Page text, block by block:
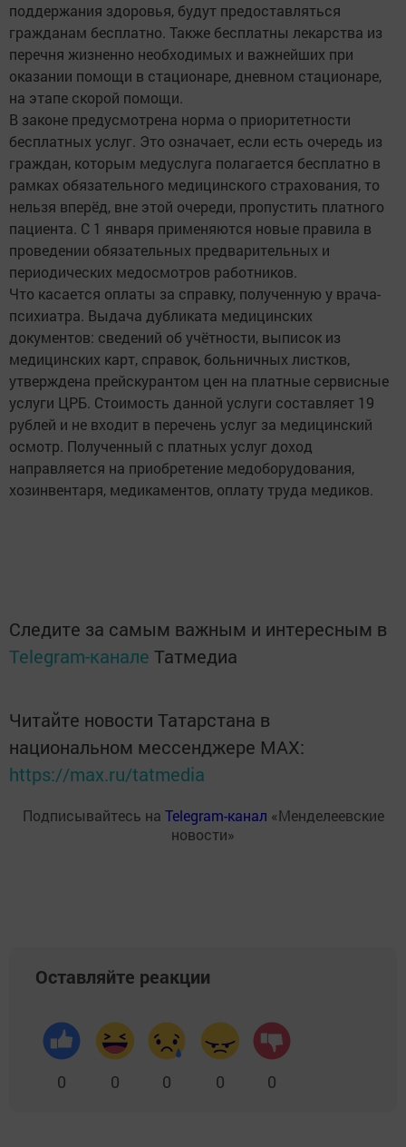
поддержания здоровья, будут предоставляться
гражданам бесплатно. Также бесплатны лекарства из
перечня жизненно необходимых и важнейших при
оказании помощи в стационаре, дневном стационаре,
на этапе скорой помощи.
В законе предусмотрена норма о приоритетности
бесплатных услуг. Это означает, если есть очередь из
граждан, которым медуслуга полагается бесплатно в
рамках обязательного медицинского страхования, то
нельзя вперёд, вне этой очереди, пропустить платного
пациента. С 1 января применяются новые правила в
проведении обязательных предварительных и
периодических медосмотров работников.
Что касается оплаты за справку, полученную у врача-
психиатра. Выдача дубликата медицинских
документов: сведений об учётности, выписок из
медицинских карт, справок, больничных листков,
утверждена прейскурантом цен на платные сервисные
услуги ЦРБ. Стоимость данной услуги составляет 19
рублей и не входит в перечень услуг за медицинский
осмотр. Полученный с платных услуг доход
направляется на приобретение медоборудования,
хозинвентаря, медикаментов, оплату труда медиков.
Следите за самым важным и интересным в
Telegram-канале Татмедиа
Читайте новости Татарстана в
национальном мессенджере MАХ:
https://max.ru/tatmedia
Подписывайтесь на Telegram-канал «Менделеевские
новости»
Оставляйте реакции
0 0 0 0 0